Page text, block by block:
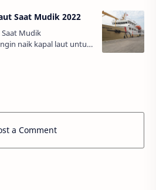
Saat Mudik 2022
Mudik
naik kapal laut untuk
bebas dari tes
Asalkan memenuhi
a Comment